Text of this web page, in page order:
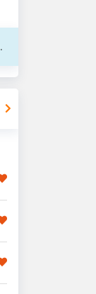
.